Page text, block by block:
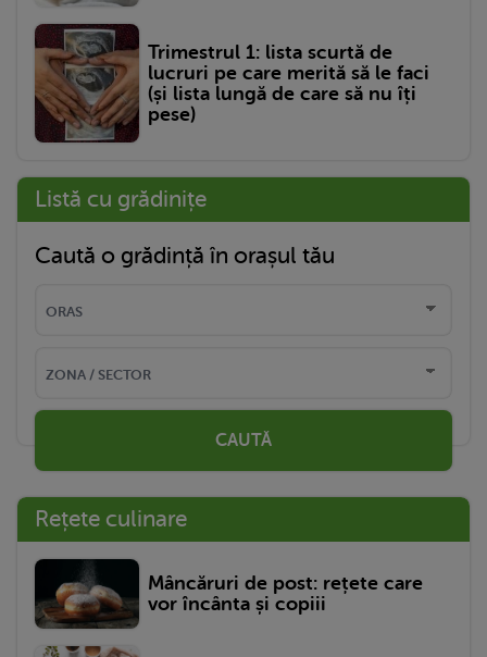
Trimestrul 1: lista scurtă de
lucruri pe care merită să le faci
(și lista lungă de care să nu îți
pese)
Listă cu grădinițe
Caută o grădință în orașul tău
CAUTĂ
Rețete culinare
Mâncăruri de post: rețete care
vor încânta și copiii